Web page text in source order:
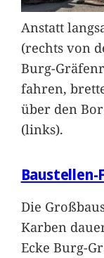
Anstatt
(rechts von
Burg-
fahren,
über den
(links).
Die
Karben
Ecke Burg-